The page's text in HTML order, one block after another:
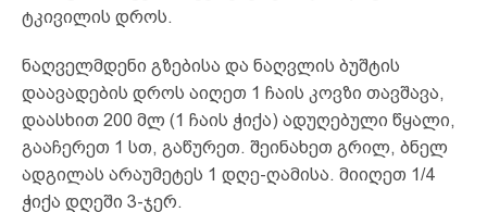
ტკივილის დროს.
ნაღველმდენი გზებისა და ნაღვლის ბუშტის
დაავადების დროს აიღეთ 1 ჩაის კოვზი თავშავა,
დაასხით 200 მლ (1 ჩაის ჭიქა) ადუღებული წყალი,
გააჩერეთ 1 სთ, გაწურეთ. შეინახეთ გრილ, ბნელ
ადგილას არაუმეტეს 1 დღე-ღამისა. მიიღეთ 1/4
ჭიქა დღეში 3-ჯერ.